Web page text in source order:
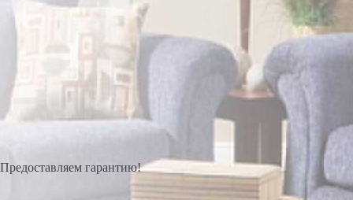
Предоставляем гарантию!